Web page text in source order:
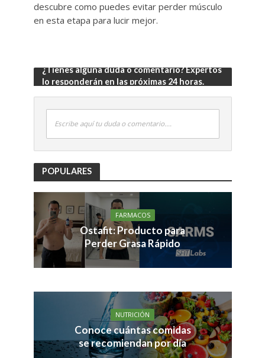
descubre como puedes evitar perder músculo
en esta etapa para lucir mejor.
¿Tienes alguna duda o comentario? Expertos
lo responderán en las próximas 24 horas.
Escribe aquí tu duda o comentario....
POPULARES
FARMACOS
Ostafit: Producto para
Perder Grasa Rápido
NUTRICIÓN
Conoce cuántas comidas
se recomiendan por día